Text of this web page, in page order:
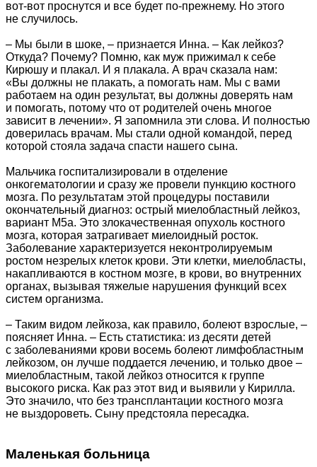
вот-вот проснутся и все будет по-прежнему. Но этого
не случилось.
– Мы были в шоке, – признается Инна. – Как лейкоз?
Откуда? Почему? Помню, как муж прижимал к себе
Кирюшу и плакал. И я плакала. А врач сказала нам:
«Вы должны не плакать, а помогать нам. Мы с вами
работаем на один результат, вы должны доверять нам
и помогать, потому что от родителей очень многое
зависит в лечении». Я запомнила эти слова. И полностью
доверилась врачам. Мы стали одной командой, перед
которой стояла задача спасти нашего сына.
Мальчика госпитализировали в отделение
онкогематологии и сразу же провели пункцию костного
мозга. По результатам этой процедуры поставили
окончательный диагноз: острый миелобластный лейкоз,
вариант М5а. Это злокачественная опухоль костного
мозга, которая затрагивает миелоидный росток.
Заболевание характеризуется неконтролируемым
ростом незрелых клеток крови. Эти клетки, миелобласты,
накапливаются в костном мозге, в крови, во внутренних
органах, вызывая тяжелые нарушения функций всех
систем организма.
– Таким видом лейкоза, как правило, болеют взрослые, –
поясняет Инна. – Есть статистика: из десяти детей
с заболеваниями крови восемь болеют лимфобластным
лейкозом, он лучше поддается лечению, и только двое –
миелобластным, такой лейкоз относится к группе
высокого риска. Как раз этот вид и выявили у Кирилла.
Это значило, что без трансплантации костного мозга
не выздороветь. Сыну предстояла пересадка.
Маленькая больница